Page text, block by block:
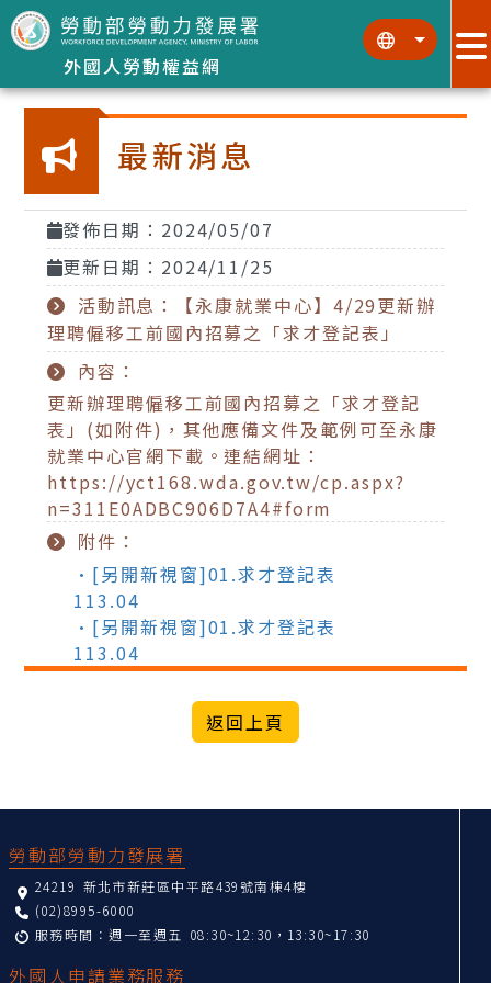
跳到主要內容區塊
外國人勞動權益網
::: :::
最新消息
發佈日期：2024/05/07
更新日期：2024/11/25
活動訊息：【永康就業中心】4/29更新辦
理聘僱移工前國內招募之「求才登記表」
內容：
更新辦理聘僱移工前國內招募之「求才登記
表」(如附件)，其他應備文件及範例可至永康
就業中心官網下載。連結網址：
https://yct168.wda.gov.tw/cp.aspx?
n=311E0ADBC906D7A4#form
附件：
•[另開新視窗]01.求才登記表
113.04
•[另開新視窗]01.求才登記表
113.04
返回上頁
勞動部勞動力發展署
24219 新北市新莊區中平路439號南棟4樓
(02)8995-6000
服務時間：週一至週五 08:30~12:30，13:30~17:30
外國人申請業務服務